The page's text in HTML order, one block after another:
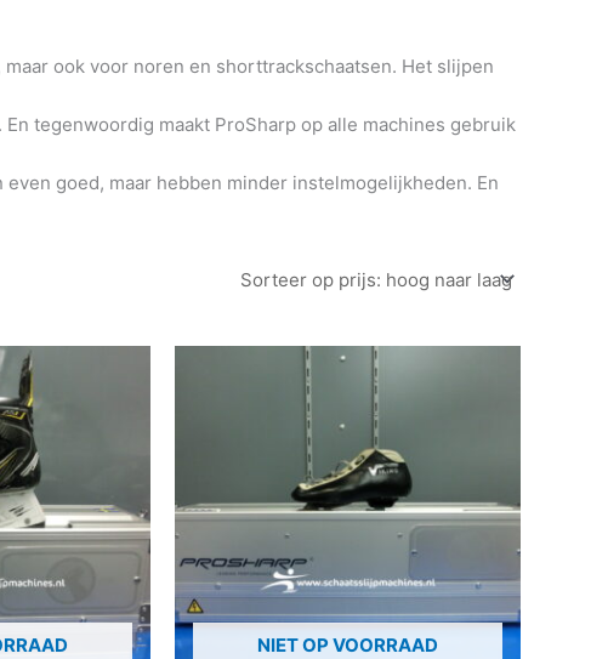
ook voor noren en shorttrackschaatsen. Het slijpen
tegenwoordig maakt ProSharp op alle machines gebruik
goed, maar hebben minder instelmogelijkheden. En
NIET OP VOORRAAD